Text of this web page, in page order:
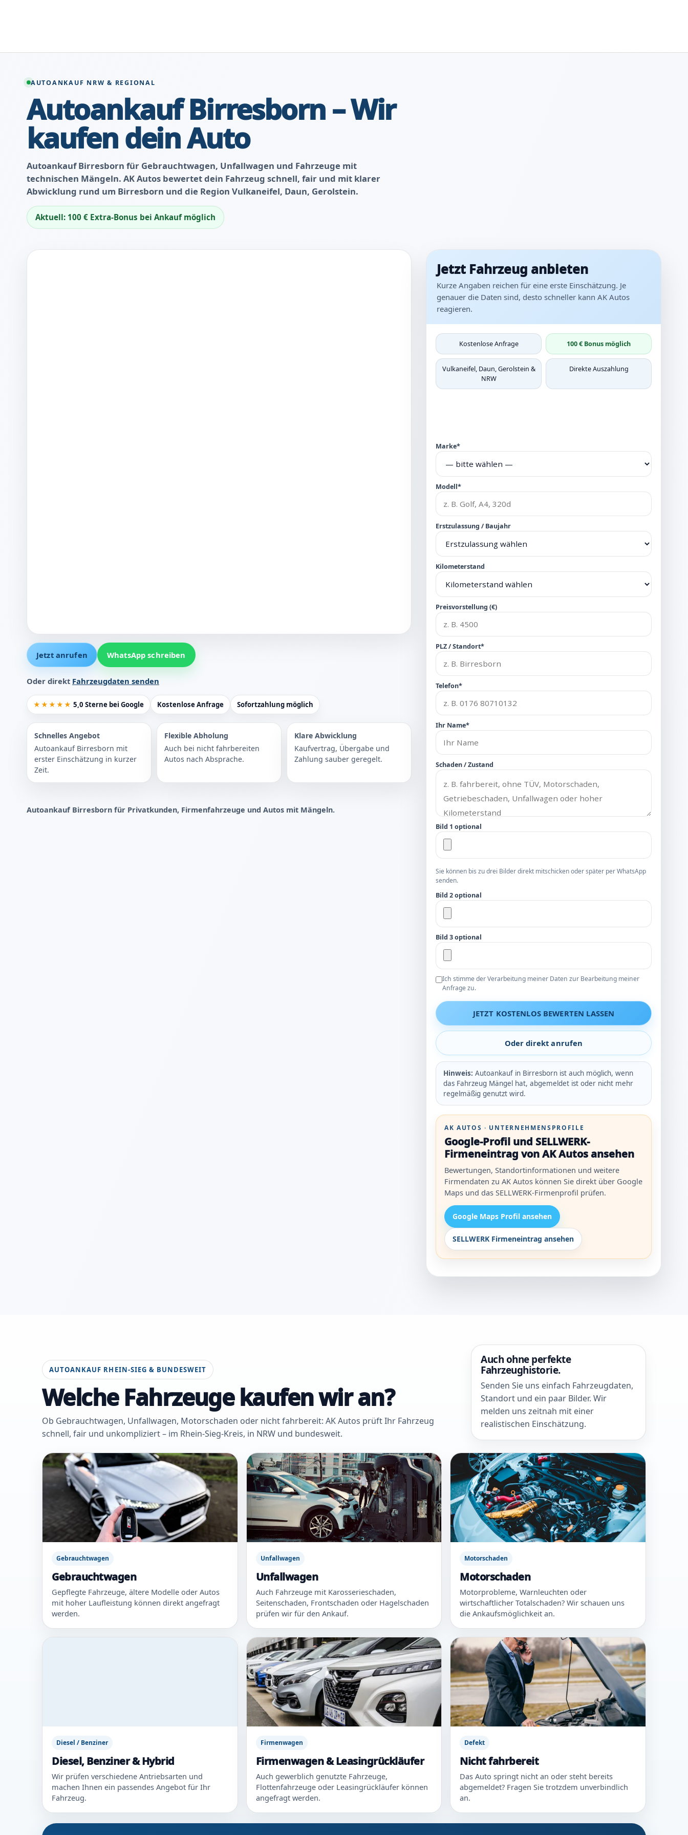
AUTOANKAUF NRW & REGIONAL
Autoankauf Birresborn – Wir
kaufen dein Auto
Autoankauf Birresborn für Gebrauchtwagen, Unfallwagen und Fahrzeuge mit
technischen Mängeln. AK Autos bewertet dein Fahrzeug schnell, fair und mit klarer
Abwicklung rund um Birresborn und die Region Vulkaneifel, Daun, Gerolstein.
Aktuell: 100 € Extra-Bonus bei Ankauf möglich
Jetzt anrufen WhatsApp schreiben
Oder direkt Fahrzeugdaten senden
★★★★★ 5,0 Sterne bei Google Kostenlose Anfrage Sofortzahlung möglich
Schnelles Angebot
Autoankauf Birresborn mit
erster Einschätzung in kurzer
Zeit.
Flexible Abholung
Auch bei nicht fahrbereiten
Autos nach Absprache.
Klare Abwicklung
Kaufvertrag, Übergabe und
Zahlung sauber geregelt.
Autoankauf Birresborn für Privatkunden, Firmenfahrzeuge und Autos mit Mängeln.
Jetzt Fahrzeug anbieten
Kurze Angaben reichen für eine erste Einschätzung. Je
genauer die Daten sind, desto schneller kann AK Autos
reagieren.
Kostenlose Anfrage 100 € Bonus möglich
Vulkaneifel, Daun, Gerolstein &
NRW
Direkte Auszahlung
Marke*
Modell*
Erstzulassung / Baujahr
Kilometerstand
Preisvorstellung (€)
PLZ / Standort*
Telefon*
Ihr Name*
Schaden / Zustand
Bild 1 optional
Sie können bis zu drei Bilder direkt mitschicken oder später per WhatsApp
senden.
Bild 2 optional
Bild 3 optional
Ich stimme der Verarbeitung meiner Daten zur Bearbeitung meiner
Anfrage zu.
JETZT KOSTENLOS BEWERTEN LASSEN
Oder direkt anrufen
Hinweis: Autoankauf in Birresborn ist auch möglich, wenn
das Fahrzeug Mängel hat, abgemeldet ist oder nicht mehr
regelmäßig genutzt wird.
AK AUTOS · UNTERNEHMENSPROFILE
Google-Profil und SELLWERK-
Firmeneintrag von AK Autos ansehen
Bewertungen, Standortinformationen und weitere
Firmendaten zu AK Autos können Sie direkt über Google
Maps und das SELLWERK-Firmenprofil prüfen.
Google Maps Profil ansehen
SELLWERK Firmeneintrag ansehen
AUTOANKAUF RHEIN-SIEG & BUNDESWEIT
Welche Fahrzeuge kaufen wir an?
Ob Gebrauchtwagen, Unfallwagen, Motorschaden oder nicht fahrbereit: AK Autos prüft Ihr Fahrzeug
schnell, fair und unkompliziert – im Rhein-Sieg-Kreis, in NRW und bundesweit.
Auch ohne perfekte
Fahrzeughistorie.
Senden Sie uns einfach Fahrzeugdaten,
Standort und ein paar Bilder. Wir
melden uns zeitnah mit einer
realistischen Einschätzung.
Gebrauchtwagen
Gebrauchtwagen
Gepflegte Fahrzeuge, ältere Modelle oder Autos
mit hoher Laufleistung können direkt angefragt
werden.
Unfallwagen
Unfallwagen
Auch Fahrzeuge mit Karosserieschaden,
Seitenschaden, Frontschaden oder Hagelschaden
prüfen wir für den Ankauf.
Motorschaden
Motorschaden
Motorprobleme, Warnleuchten oder
wirtschaftlicher Totalschaden? Wir schauen uns
die Ankaufsmöglichkeit an.
Diesel / Benziner
Diesel, Benziner & Hybrid
Wir prüfen verschiedene Antriebsarten und
machen Ihnen ein passendes Angebot für Ihr
Fahrzeug.
Firmenwagen
Firmenwagen & Leasingrückläufer
Auch gewerblich genutzte Fahrzeuge,
Flottenfahrzeuge oder Leasingrückläufer können
angefragt werden.
Defekt
Nicht fahrbereit
Das Auto springt nicht an oder steht bereits
abgemeldet? Fragen Sie trotzdem unverbindlich
an.